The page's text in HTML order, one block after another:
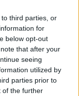
third parties, or
for
below opt-out
that after your
seeing
utilized by
parties prior to
of the further